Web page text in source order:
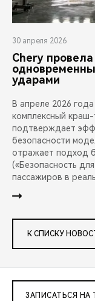
30 апреля 2026
Chery
ударами
В апреле 2026
комплексный
подтверждает
безопасности
отражает подход
(«Безопасность
пассажиров в
К СПИСКУ
ЗАПИСАТЬСЯ НА